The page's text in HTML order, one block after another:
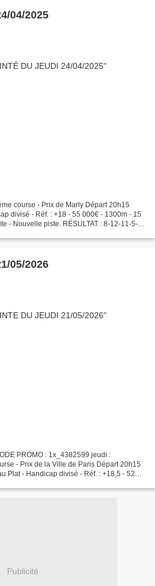
04/2025
course - Prix de Marly Départ 20h15
divisé - Réf. : +18 - 55 000€ - 1300m - 15
- Nouvelle piste. RÉSULTAT : 8-12-11-5-3
05/2026
PROMO : 1x_4382599 jeudi :
- Prix de la Ville de Paris Départ 20h15
Plat - Handicap divisé - Réf. : +18,5 - 52
Publicité